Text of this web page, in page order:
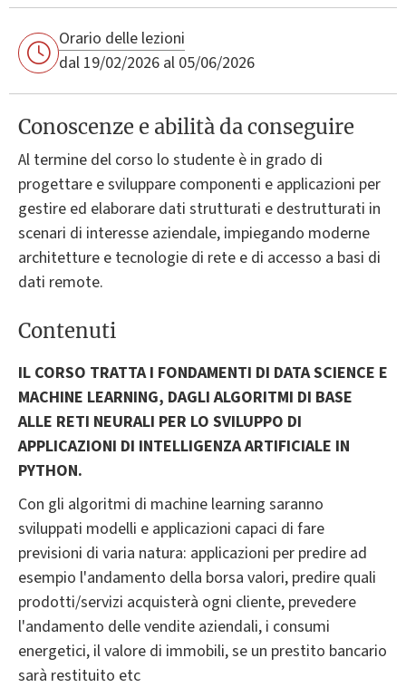
Orario delle lezioni
dal 19/02/2026 al 05/06/2026
Conoscenze e abilità da conseguire
Al termine del corso lo studente è in grado di
progettare e sviluppare componenti e applicazioni per
gestire ed elaborare dati strutturati e destrutturati in
scenari di interesse aziendale, impiegando moderne
architetture e tecnologie di rete e di accesso a basi di
dati remote.
Contenuti
IL CORSO TRATTA I FONDAMENTI DI DATA SCIENCE E
MACHINE LEARNING, DAGLI ALGORITMI DI BASE
ALLE RETI NEURALI PER LO SVILUPPO DI
APPLICAZIONI DI INTELLIGENZA ARTIFICIALE IN
PYTHON.
Con gli algoritmi di machine learning saranno
sviluppati modelli e applicazioni capaci di fare
previsioni di varia natura: applicazioni per predire ad
esempio l'andamento della borsa valori, predire quali
prodotti/servizi acquisterà ogni cliente, prevedere
l'andamento delle vendite aziendali, i consumi
energetici, il valore di immobili, se un prestito bancario
sarà restituito etc